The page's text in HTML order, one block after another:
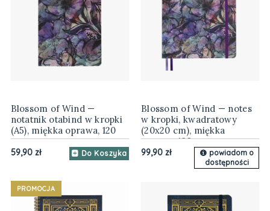
Blossom of Wind —
notatnik otabind w kropki
(A5), miękka oprawa, 120
gsm
59,90 zł Do Koszyka
Blossom of Wind — notes
w kropki, kwadratowy
(20x20 cm), miękka
oprawa, 120 gsm
99,90 zł
powiadom o
dostępności
PROMOCJA